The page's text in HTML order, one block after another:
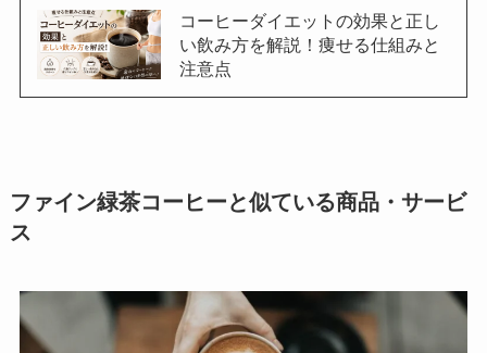
コーヒーダイエットの効果と正し
い飲み方を解説！痩せる仕組みと
注意点
ファイン緑茶コーヒーと似ている商品・サービ
ス